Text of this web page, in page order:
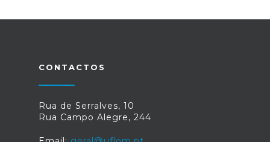
CONTACTOS
Rua de Serralves, 10
Rua Campo Alegre, 244